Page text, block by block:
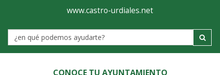
Ayuntamiento
de
Castro-
www.castro-urdiales.net
Label
CONOCE TU AYUNTAMIENTO